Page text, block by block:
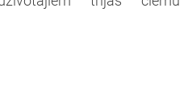
2009-
2009-